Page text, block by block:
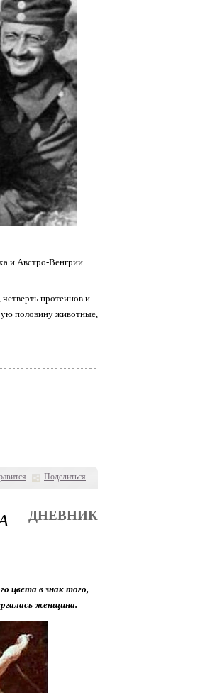
Поделиться
и Австро-Венгрии
протеинов и
половину животные,
ДНЕВНИК
цвета в знак того,
женщина.